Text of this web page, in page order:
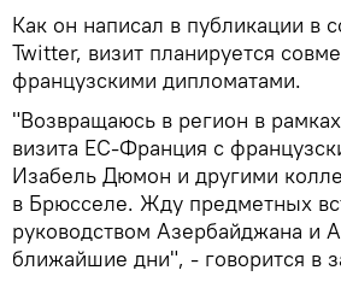
Как он написал в публикации в
Twitter, визит планируется
французскими дипломатами.
"Возвращаюсь в регион в
визита ЕС-Франция с
Изабель Дюмон и другими
в Брюсселе. Жду предметных
руководством Азербайджана и
ближайшие дни", - говорится в